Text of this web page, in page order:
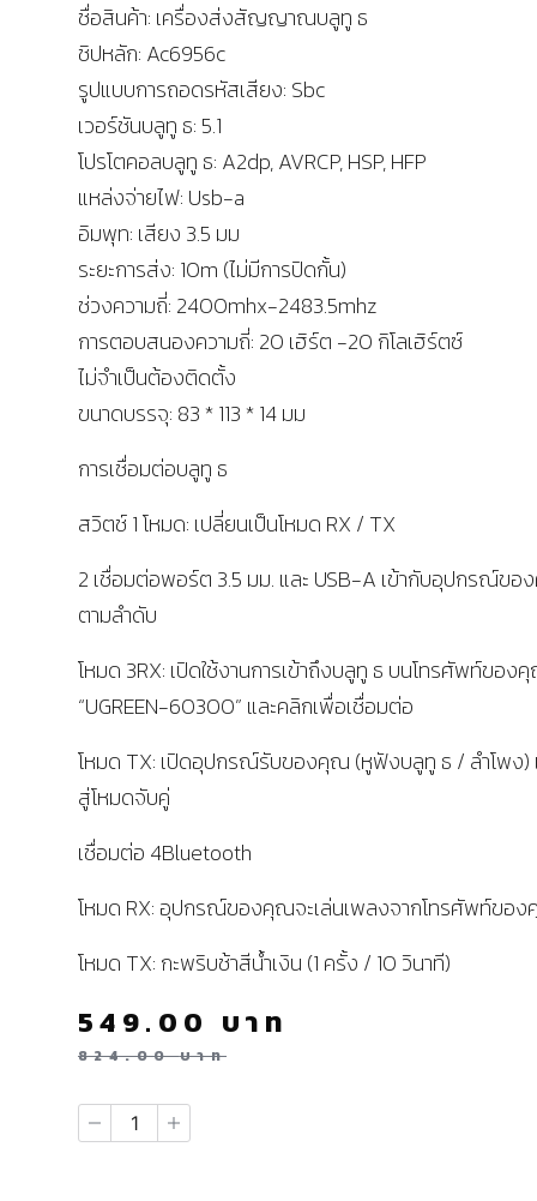
ชื่อสินค้า: เครื่องส่งสัญญาณบลูทู ธ
ชิปหลัก: Ac6956c
รูปแบบการถอดรหัสเสียง: Sbc
เวอร์ชันบลูทู ธ: 5.1
โปรโตคอลบลูทู ธ: A2dp, AVRCP, HSP, HFP
แหล่งจ่ายไฟ: Usb-a
อิมพุท: เสียง 3.5 มม
ระยะการส่ง: 10m (ไม่มีการปิดกั้น)
ช่วงความถี่: 2400mhx-2483.5mhz
การตอบสนองความถี่: 20 เฮิร์ต -20 กิโลเฮิร์ตซ์
ไม่จำเป็นต้องติดตั้ง
ขนาดบรรจุ: 83 * 113 * 14 มม
การเชื่อมต่อบลูทู ธ
สวิตช์ 1 โหมด: เปลี่ยนเป็นโหมด RX / TX
2 เชื่อมต่อพอร์ต 3.5 มม. และ USB-A เข้ากับอุปกรณ์ข
ตามลำดับ
โหมด 3RX: เปิดใช้งานการเข้าถึงบลูทู ธ บนโทรศัพท์ของ
“UGREEN-60300” และคลิกเพื่อเชื่อมต่อ
โหมด TX: เปิดอุปกรณ์รับของคุณ (หูฟังบลูทู ธ / ลำโพง)
สู่โหมดจับคู่
เชื่อมต่อ 4Bluetooth
โหมด RX: อุปกรณ์ของคุณจะเล่นเพลงจากโทรศัพท์ขอ
โหมด TX: กะพริบช้าสีน้ำเงิน (1 ครั้ง / 10 วินาที)
824.00บาท
549.00 บาท